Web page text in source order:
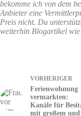
bekomme ich von dem
Anbieter eine
Preis nicht. Du
weiterhin Blogartikel wie
VORHERIGER
Ferienwohnung
vermarkten:
Kanäle für
mit großem und